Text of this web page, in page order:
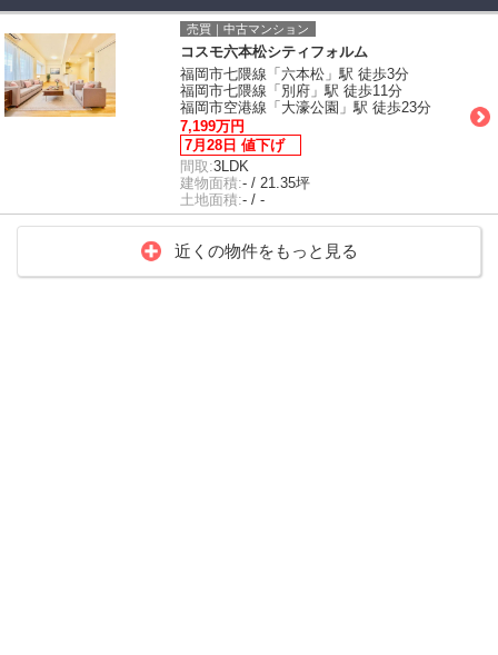
売買｜中古マンション
コスモ六本松シティフォルム
福岡市七隈線「六本松」駅 徒歩3分
福岡市七隈線「別府」駅 徒歩11分
福岡市空港線「大濠公園」駅 徒歩23分
7,199万円
7月28日 値下げ
間取:3LDK
建物面積:- / 21.35坪
土地面積:- / -
近くの物件をもっと見る